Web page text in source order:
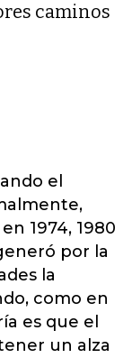
caminos
el
1974, 1980
por la
la
como en
es que el
un alza